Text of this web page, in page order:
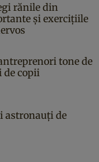
rănile din
și exercițiile
tone de
copii
astronauți de